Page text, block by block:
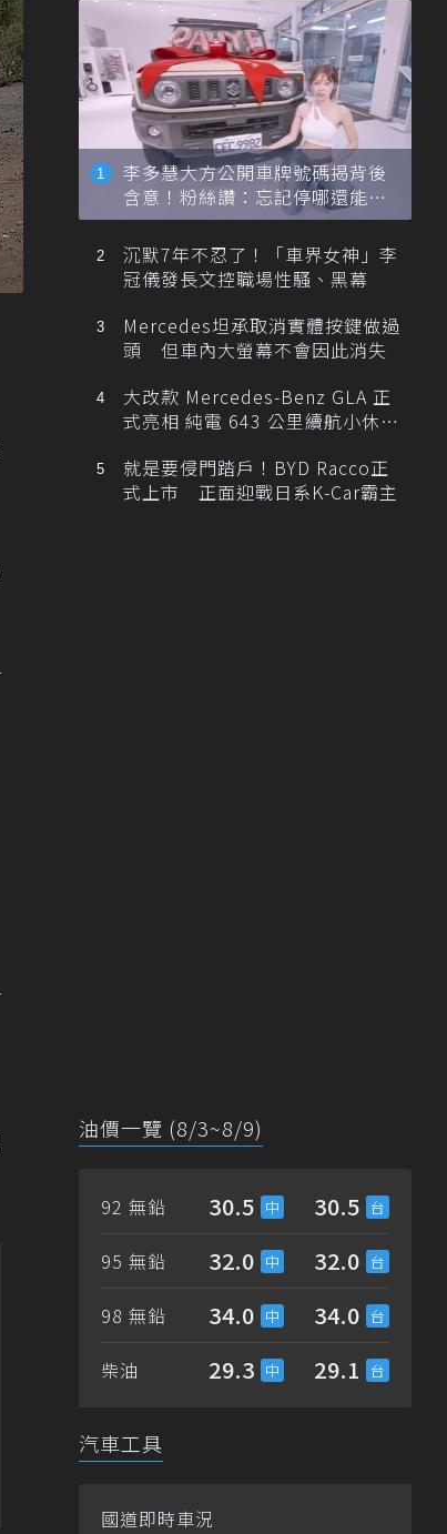
李多慧大方公開車牌號碼揭背後
含意！粉絲讚：忘記停哪還能幫
忙找車
沉默7年不忍了！「車界女神」李
冠儀發長文控職場性騷、黑幕
Mercedes坦承取消實體按鍵做過
頭 但車內大螢幕不會因此消失
大改款 Mercedes-Benz GLA 正
式亮相 純電 643 公里續航小休
就是要侵門踏戶！BYD Racco正
式上市 正面迎戰日系K-Car霸主
油價一覽 (8/3~8/9)
92 無鉛 30.5 30.5
95 無鉛 32.0 32.0
98 無鉛 34.0 34.0
柴油 29.3 29.1
汽車工具
國道即時車況